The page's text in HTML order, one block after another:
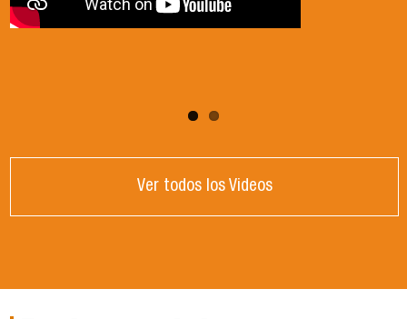
Ver todos los Videos